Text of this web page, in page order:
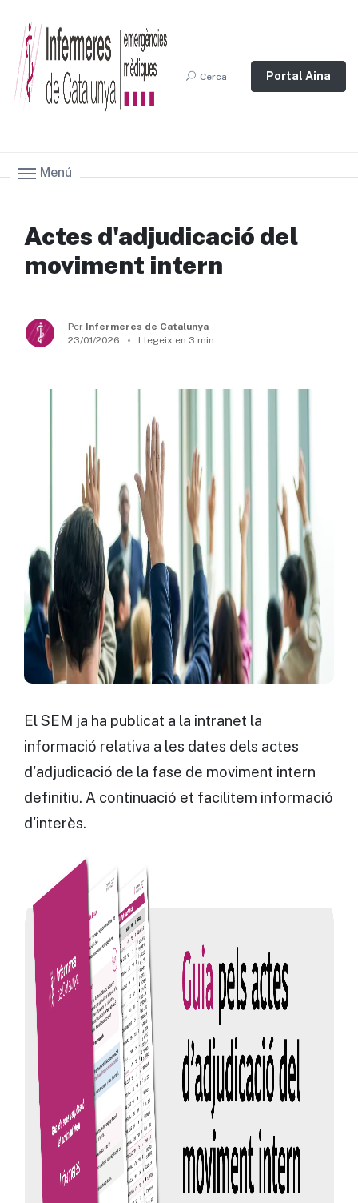
Cerca Portal Aina
Menú
Actes d'adjudicació del
moviment intern
Per Infermeres de Catalunya
23/01/2026
Llegeix en 3 min.
El SEM ja ha publicat a la intranet la
informació relativa a les dates dels actes
d'adjudicació de la fase de moviment intern
definitiu. A continuació et facilitem informació
d'interès.